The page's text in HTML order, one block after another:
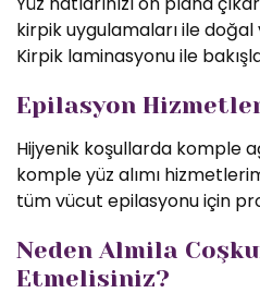
kirpik uygulamaları ile
Kirpik laminasyonu ile
Epilasyon
Hijyenik koşullarda komple
komple yüz alımı
tüm vücut epilasyonu için
Neden Almila
Etmelisiniz?